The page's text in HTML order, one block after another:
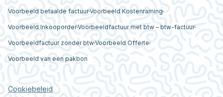
Voorbeeld betaalde factuurVoorbeeld Kostenraming
Voorbeeld InkooporderVoorbeeldfactuur met btw – btw-factuur
Voorbeeldfactuur zonder btwVoorbeeld Offerte
Voorbeeld van een pakbon
Cookiebeleid